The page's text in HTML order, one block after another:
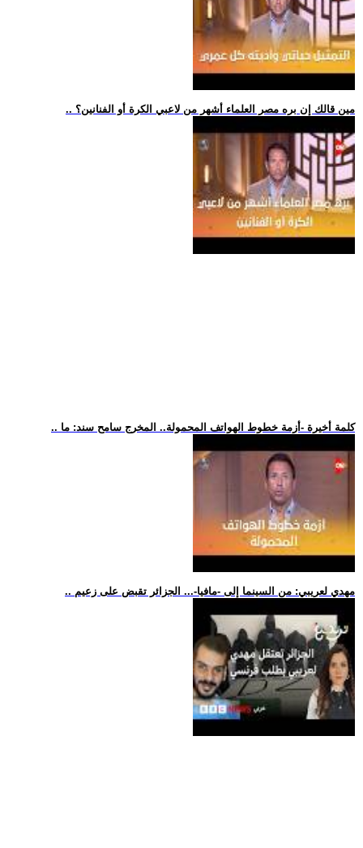
.. مين قالك إن بره مصر العلماء أشهر من لاعبي الكرة أو الفنانين؟
.. كلمة أخيرة -أزمة خطوط الهواتف المحمولة.. المخرج سامح سند: ما
.. مهدي لعريبي: من السينما إلى -مافيا-... الجزائر تقبض على زعيم